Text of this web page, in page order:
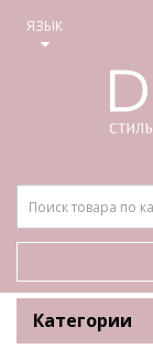
ЯЗЫК
Категории